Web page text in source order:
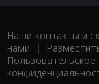
Наши контакты и
нами |